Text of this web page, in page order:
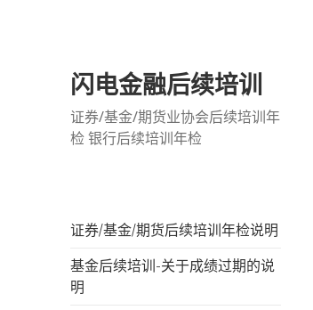
闪电金融后续培训
证券/基金/期货业协会后续培训年
检 银行后续培训年检
证券/基金/期货后续培训年检说明
基金后续培训-关于成绩过期的说
明